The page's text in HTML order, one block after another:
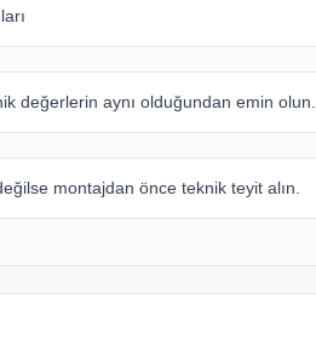
değerlerin aynı olduğundan emin olun.
montajdan önce teknik teyit alın.